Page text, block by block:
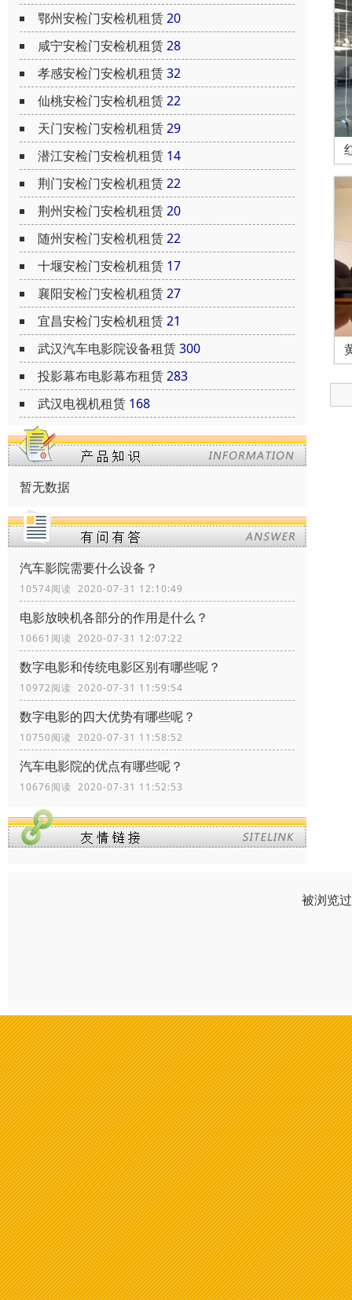
鄂州安检门安检机租赁20
咸宁安检门安检机租赁28
孝感安检门安检机租赁32
仙桃安检门安检机租赁22
天门安检门安检机租赁29
潜江安检门安检机租赁 14
荆门安检门安检机租赁22
荆州安检门安检机租赁20
随州安检门安检机租赁22
十堰安检门安检机租赁 17
襄阳安检门安检机租赁27
宜昌安检门安检机租赁21
武汉汽车电影院设备租赁300
投影幕布电影幕布租赁283
武汉电视机租赁 168
暂无数据
汽车影院需要什么设备？
10574阅读 2020-07-31 12:10:49
电影放映机各部分的作用是什么？
10661阅读 2020-07-31 12:07:22
数字电影和传统电影区别有哪些呢？
10972阅读 2020-07-31 11:59:54
数字电影的四大优势有哪些呢？
10750阅读 2020-07-31 11:58:52
汽车电影院的优点有哪些呢？
10676阅读 2020-07-31 11:52:53
被浏览